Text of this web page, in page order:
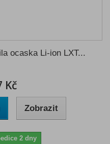
ocaska Li-ion LXT...
Kč
Zobrazit
2 dny